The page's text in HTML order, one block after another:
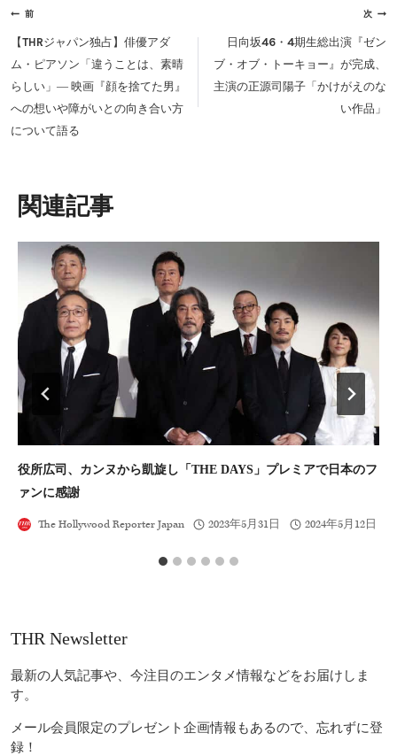
投
稿
ナ
ビ
ゲ
ー
ン
前
【THRジャパン独占】俳優アダ
ム・ピアソン「違うことは、素晴
らしい」― 映画『顔を捨てた男』
への想いや障がいとの向き合い方
について語る
次
日向坂46・4期生総出演『ゼン
ブ・オブ・トーキョー』が完成、
主演の正源司陽子「かけがえのな
い作品」
類似投稿
役所広司、カンヌから凱旋し「THE DAYS」プレミアで日本のフ
ァンに感謝
The Hollywood Reporter Japan 2023年5月31日 2024年5月12日
THR Newsletter
最新の人気記事や、今注目のエンタメ情報などをお届けしま
す。
メール会員限定のプレゼント企画情報もあるので、忘れずに登
録！